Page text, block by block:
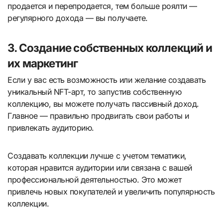
продается и перепродается, тем больше роялти —
регулярного дохода — вы получаете.
3. Создание собственных коллекций и
их маркетинг
Если у вас есть возможность или желание создавать
уникальный NFT-арт, то запустив собственную
коллекцию, вы можете получать пассивный доход.
Главное — правильно продвигать свои работы и
привлекать аудиторию.
Создавать коллекции лучше с учетом тематики,
которая нравится аудитории или связана с вашей
профессиональной деятельностью. Это может
привлечь новых покупателей и увеличить популярность
коллекции.